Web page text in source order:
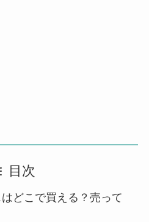
目次
どこで買える？売って